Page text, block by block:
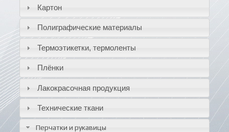
Картон
Полиграфические материалы
Термоэтикетки, термоленты
Плёнки
Лакокрасочная продукция
Технические ткани
Перчатки и рукавицы